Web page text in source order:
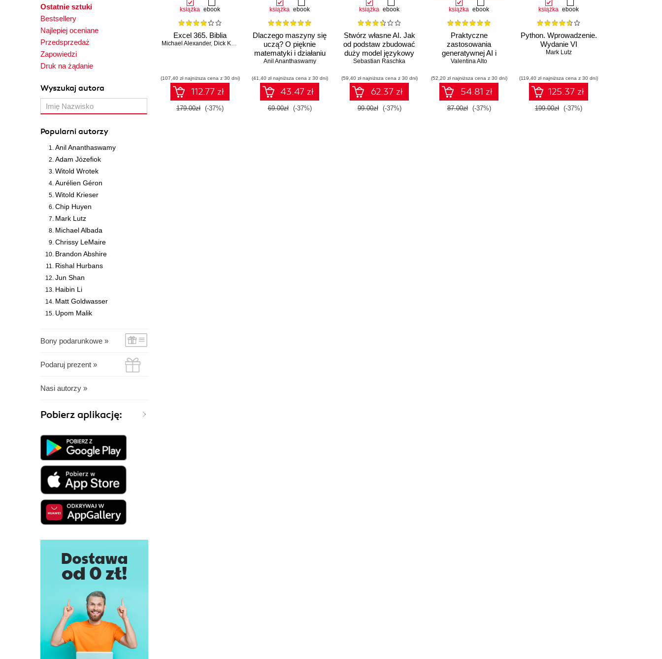
Ostatnie sztuki
Bestsellery
Najlepiej oceniane
Przedsprzedaż
Zapowiedzi
Druk na żądanie
Wyszukaj autora
Popularni autorzy
Anil Ananthaswamy
Adam Józefiok
Witold Wrotek
Aurélien Géron
Witold Krieser
Chip Huyen
Mark Lutz
Michael Albada
Chrissy LeMaire
Brandon Abshire
Rishal Hurbans
Jun Shan
Haibin Li
Matt Goldwasser
Upom Malik
Bony podarunkowe »
Podaruj prezent »
Nasi autorzy »
Pobierz aplikację:
książka ebook
Excel 365. Biblia
Michael Alexander, Dick Kusleika
(107,40 zł najniższa cena z 30 dni)
112.77 zł
179.00zł (-37%)
książka ebook
Dlaczego maszyny się
uczą? O pięknie
matematyki i działaniu
współczesnej sztucznej
Anil Ananthaswamy
(41,40 zł najniższa cena z 30 dni)
43.47 zł
69.00zł (-37%)
książka ebook
Stwórz własne AI. Jak
od podstaw zbudować
duży model językowy
Sebastian Raschka
(59,40 zł najniższa cena z 30 dni)
62.37 zł
99.00zł (-37%)
książka ebook
Praktyczne
zastosowania
generatywnej AI i
ChatGPT. Wykorzystaj
promptów z
technologiami OpenAI
dla zwiększenia
produktywności i
Valentina Alto
(52,20 zł najniższa cena z 30 dni)
54.81 zł
87.00zł (-37%)
książka ebook
Python. Wprowadzenie.
Wydanie VI
Mark Lutz
(119,40 zł najniższa cena z 30 dni)
125.37 zł
199.00zł (-37%)